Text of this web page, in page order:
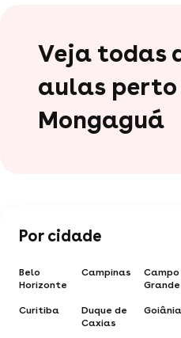
Veja todas
aulas perto
Mongaguá
Por cidade
Belo
Horizonte
Campinas
Campo
Grande
Curitiba
Duque de
Caxias
Goiânia